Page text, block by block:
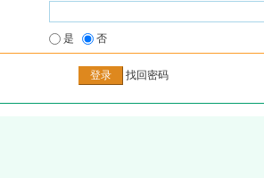
是 否
找回密码